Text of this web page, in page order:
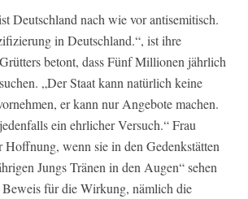
Deutschland nach wie vor antisemitisch.
in Deutschland.“, ist ihre
betont, dass Fünf Millionen jährlich
„Der Staat kann natürlich keine
er kann nur Angebote machen.
ein ehrlicher Versuch.“ Frau
Hoffnung, wenn sie in den Gedenkstätten
Jungs Tränen in den Augen“ sehen
für die Wirkung, nämlich die